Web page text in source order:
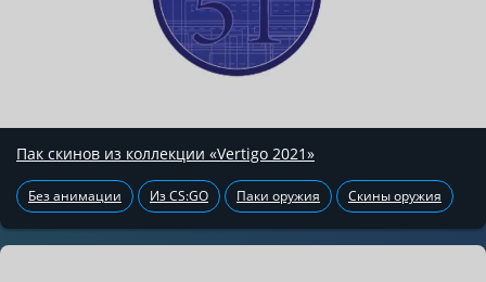
Пак скинов из коллекции «Vertigo 2021»
Без анимации Из CS:GO Паки оружия Скины оружия